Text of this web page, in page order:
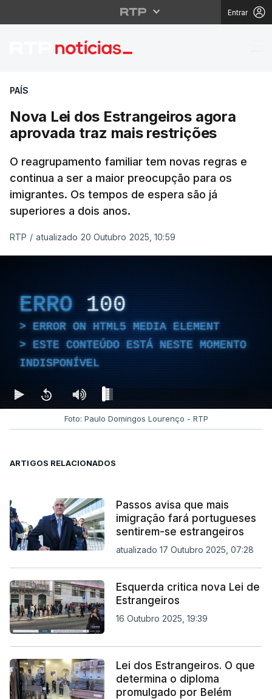
Entrar
Nova Lei dos
PAÍS
Nova Lei dos Estrangeiros agora
aprovada traz mais restrições
O reagrupamento familiar tem novas regras e
continua a ser a maior preocupção para os
imigrantes. Os tempos de espera são já
superiores a dois anos.
RTP / atualizado 20 Outubro 2025, 10:59
ERRO 100
ERROR ON HTML5 MEDIA ELEMENT
ESTE CONTEÚDO ESTÁ NESTE MOMENTO
INDISPONÍVEL
Foto: Paulo Domingos Lourenço - RTP
ARTIGOS RELACIONADOS
Passos avisa que mais
imigração fará portugueses
sentirem-se estrangeiros
atualizado 17 Outubro 2025, 07:28
Esquerda critica nova Lei de
Estrangeiros
16 Outubro 2025, 19:39
Lei dos Estrangeiros. O que
determina o diploma
promulgado por Belém